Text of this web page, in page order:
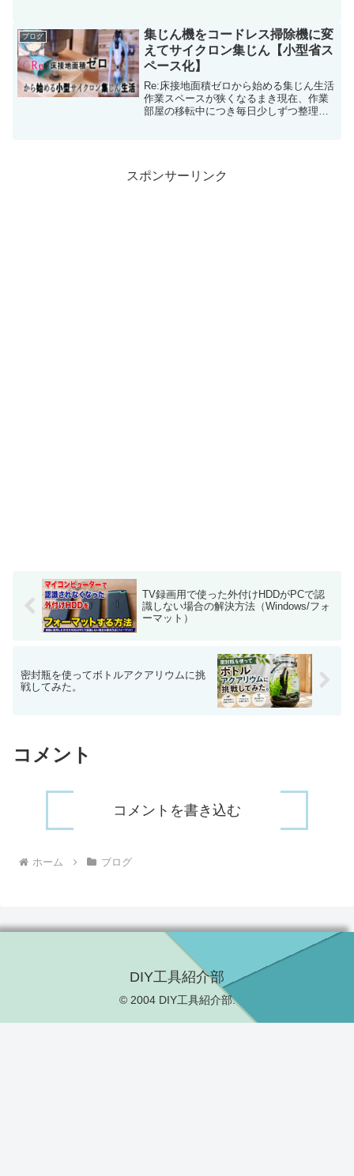
の手磨き用の歯ブラシと組み合わせて毎
食後歯をせっせ...
ブログ
集じん機をコードレス掃除機に変
えてサイクロン集じん【小型省ス
ペース化】
Re:床接地面積ゼロから始める集じん生活
作業スペースが狭くなるまき現在、作業
部屋の移転中につき毎日少しずつ整理を
スポンサーリンク
TV録画用で使った外付けHDDがPCで認
識しない場合の解決方法（Windows/フォ
ーマット）
密封瓶を使ってボトルアクアリウムに挑
戦してみた。
コメント
コメントを書き込む
ホーム ブログ
DIY工具紹介部
© 2004 DIY工具紹介部.